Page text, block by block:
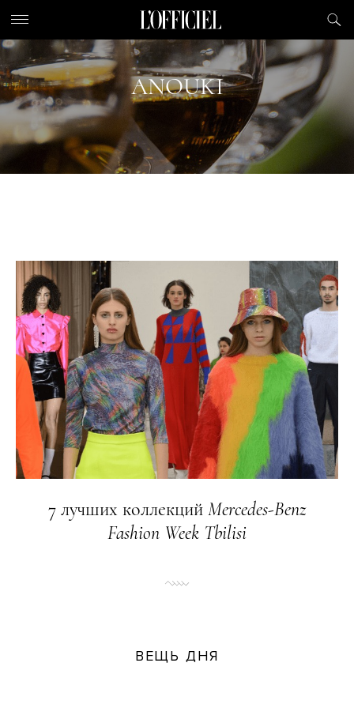
ANOUKI
7 лучших коллекций Mercedes-Benz
Fashion Week Tbilisi
ВЕЩЬ ДНЯ